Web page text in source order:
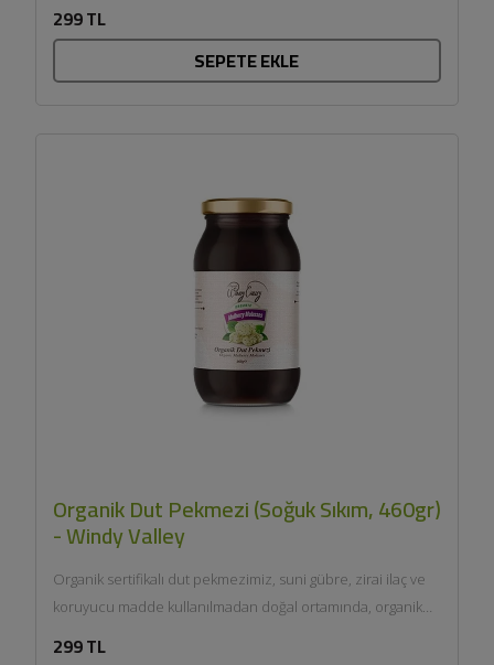
299 TL
SEPETE EKLE
Organik Dut Pekmezi (Soğuk Sıkım, 460gr)
- Windy Valley
Organik sertifikalı dut pekmezimiz, suni gübre, zirai ilaç ve
koruyucu madde kullanılmadan doğal ortamında, organik
299 TL